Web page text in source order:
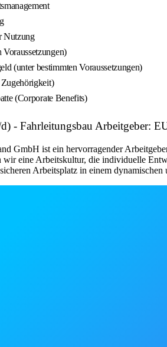
Nutzung
Voraussetzungen)
(unter bestimmten Voraussetzungen)
(Corporate Benefits)
- Fahrleitungsbau Arbeitgeber:
GmbH ist ein hervorragender
eine Arbeitskultur, die individuelle
Arbeitsplatz in einem